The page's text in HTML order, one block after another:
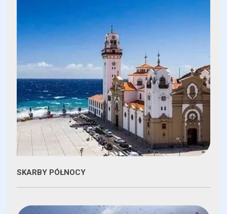
SKARBY PÓŁNOCY